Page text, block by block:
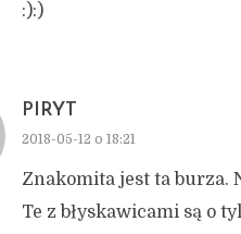
:):)
PIRYT
2018-05-12 o 18:21
Znakomita jest ta burza.
Te z błyskawicami są o